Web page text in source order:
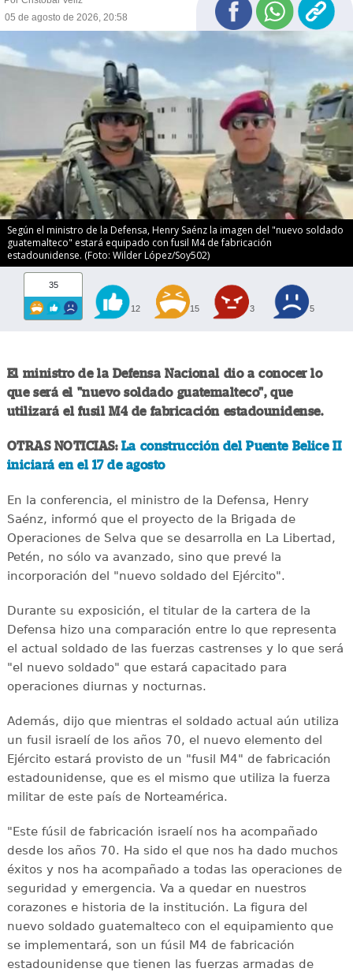
05 de agosto de 2026, 20:58
Según el ministro de la Defensa, Henry Saénz la imagen del "nuevo soldado
guatemalteco" estará equipado con fusil M4 de fabricación
estadounidense. (Foto: Wilder López/Soy502)
35
12 15 3 5
El ministro de la Defensa Nacional dio a conocer lo
que será el "nuevo soldado guatemalteco", que
utilizará el fusil M4 de fabricación estadounidense.
OTRAS NOTICIAS:La construcción del Puente Belice II
iniciará en el 17 de agosto
En la conferencia, el ministro de la Defensa, Henry
Saénz, informó que el proyecto de la Brigada de
Operaciones de Selva que se desarrolla en La Libertad,
Petén, no sólo va avanzado, sino que prevé la
incorporación del "nuevo soldado del Ejército".
Durante su exposición, el titular de la cartera de la
Defensa hizo una comparación entre lo que representa
el actual soldado de las fuerzas castrenses y lo que será
"el nuevo soldado" que estará capacitado para
operaciones diurnas y nocturnas.
Además, dijo que mientras el soldado actual aún utiliza
un fusil israelí de los años 70, el nuevo elemento del
Ejército estará provisto de un "fusil M4" de fabricación
estadounidense, que es el mismo que utiliza la fuerza
militar de este país de Norteamérica.
"Este fúsil de fabricación israelí nos ha acompañado
desde los años 70. Ha sido el que nos ha dado muchos
éxitos y nos ha acompañado a todas las operaciones de
seguridad y emergencia. Va a quedar en nuestros
corazones e historia de la institución. La figura del
nuevo soldado guatemalteco con el equipamiento que
se implementará, son un fúsil M4 de fabricación
estadounidense que tienen las fuerzas armadas de